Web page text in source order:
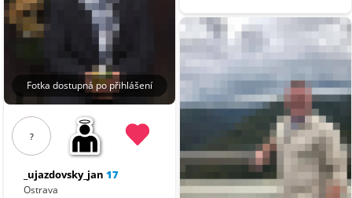
Fotka dostupná po přihlášení
?
_ujazdovsky_jan 17
Ostrava